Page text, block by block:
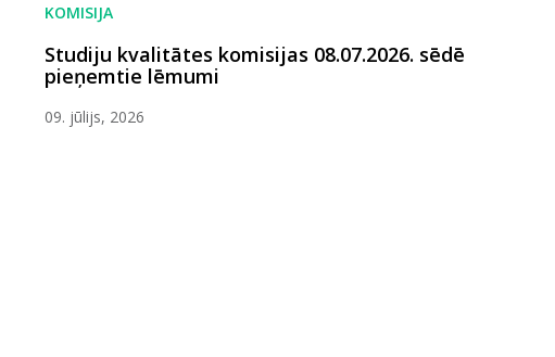
KOMISIJA
Studiju kvalitātes komisijas 08.07.2026. sēdē
pieņemtie lēmumi
09. jūlijs, 2026